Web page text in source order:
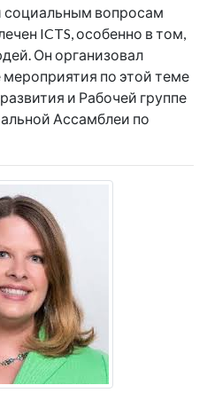
вопросам
ICTS, особенно в том,
Он организовал
по этой теме
и Рабочей группе
Ассамблеи по